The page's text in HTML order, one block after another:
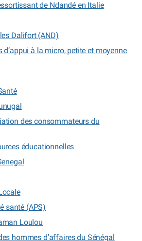
de Ndandé en Italie
Dalifort (AND)
d’appui à la micro, petite et moyenne
des consommateurs du
éducationnelles
santé (APS)
Loulou
hommes d’affaires du Sénégal